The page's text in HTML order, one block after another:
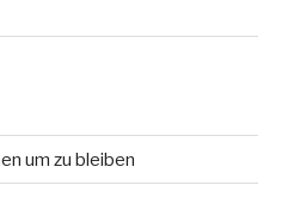
um zu bleiben